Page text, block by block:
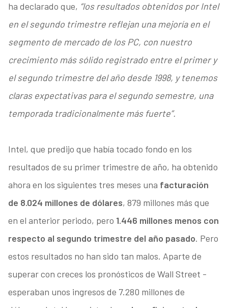
ha declarado que, “los resultados obtenidos por Intel
en el segundo trimestre reflejan una mejoría en el
segmento de mercado de los PC, con nuestro
crecimiento más sólido registrado entre el primer y
el segundo trimestre del año desde 1998, y tenemos
claras expectativas para el segundo semestre, una
temporada tradicionalmente más fuerte”.
Intel, que predijo que había tocado fondo en los
resultados de su primer trimestre de año, ha obtenido
ahora en los siguientes tres meses una facturación
de 8.024 millones de dólares, 879 millones más que
en el anterior periodo, pero 1.446 millones menos con
respecto al segundo trimestre del año pasado. Pero
estos resultados no han sido tan malos. Aparte de
superar con creces los pronósticos de Wall Street -
esperaban unos ingresos de 7.280 millones de